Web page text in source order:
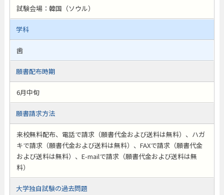
試験会場：韓国（ソウル）
学科
歯
願書配布時期
6月中旬
願書請求方法
来校無料配布、電話で請求（願書代金および送料は無料）、ハガ
キで請求（願書代金および送料は無料）、FAXで請求（願書代金
および送料は無料）、E-mailで請求（願書代金および送料は無
料）
大学独自試験の過去問題